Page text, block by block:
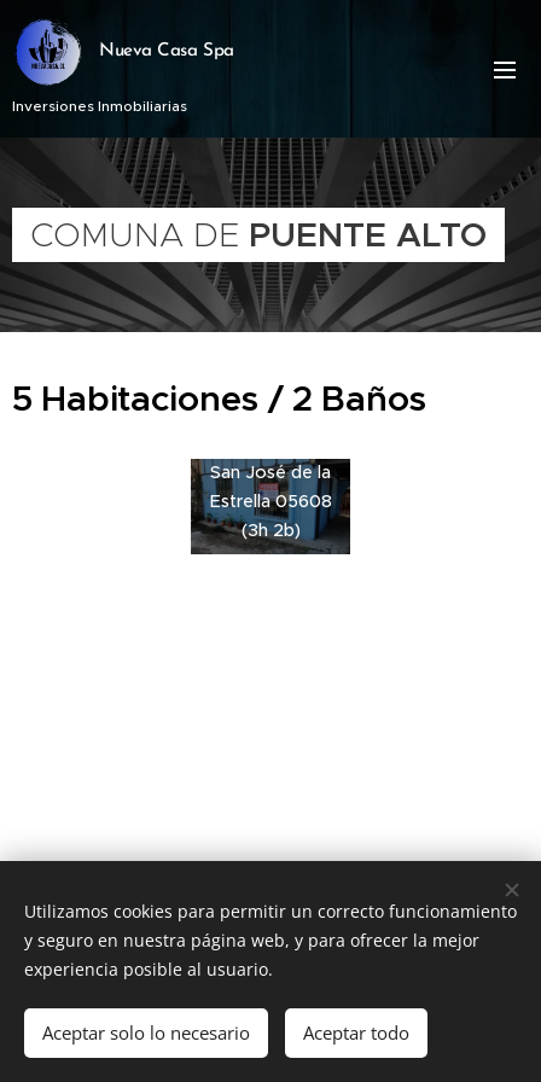
Nueva Casa Spa
Inversiones Inmobiliarias
COMUNA DE PUENTE ALTO
5 Habitaciones / 2 Baños
San José de la
Estrella 05608
(3h 2b)
Av. Providencia 1650, Providencia, Región Metropolitana
Contacto Cookies
Utilizamos cookies para permitir un correcto funcionamiento
y seguro en nuestra página web, y para ofrecer la mejor
experiencia posible al usuario.
Aceptar solo lo necesario Aceptar todo